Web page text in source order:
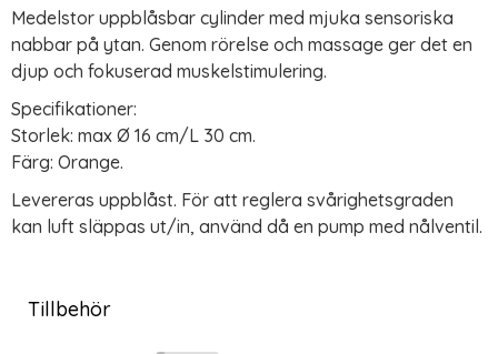
Medelstor uppblåsbar cylinder med mjuka sensoriska
nabbar på ytan. Genom rörelse och massage ger det en
djup och fokuserad muskelstimulering.
Specifikationer:
Storlek: max Ø 16 cm/L 30 cm.
Färg: Orange.
Levereras uppblåst. För att reglera svårighetsgraden
kan luft släppas ut/in, använd då en pump med nålventil.
Tillbehör